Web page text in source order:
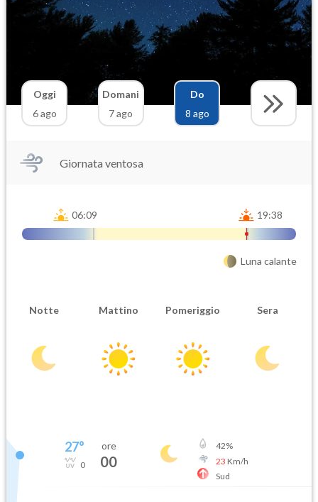
Oggi
6 ago
Domani
7 ago
Do
8 ago
Giornata ventosa
06:09 19:38
Luna calante
Notte Mattino Pomeriggio Sera
27°
0
ore
00
42%
23 Km/h
Sud